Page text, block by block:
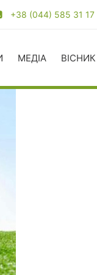
+38 (044) 585 31 17
МЕДІА ВІСНИК